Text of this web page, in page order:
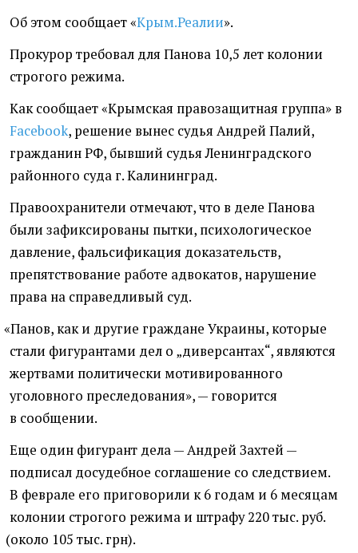
Об этом сообщает«Крым.Реалии».
Прокурор требовал для Панова 10,5 лет колонии
строгого режима.
Как сообщает«Крымская правозащитная группа» в
Facebook, решение вынес судья Андрей Палий,
гражданин РФ, бывший судья Ленинградского
районного суда г. Калининград.
Правоохранители отмечают, что в деле Панова
были зафиксированы пытки, психологическое
давление, фальсификация доказательств,
препятствование работе адвокатов, нарушение
права на справедливый суд.
«Панов, как и другие граждане Украины, которые
стали фигурантами дел о „диверсантах“, являются
жертвами политически мотивированного
уголовного преследования», — говорится
в сообщении.
Еще один фигурант дела — Андрей Захтей —
подписал досудебное соглашение со следствием.
В феврале его приговорили к 6 годам и 6 месяцам
колонии строгого режима и штрафу 220 тыс. руб.
(около 105 тыс. грн).